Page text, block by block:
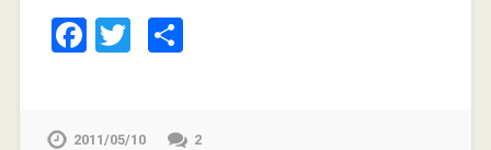
Facebook
Twitter
2011/05/10 2